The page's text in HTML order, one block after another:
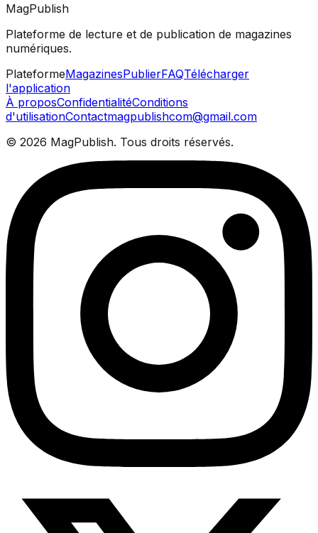
MagPublish
Plateforme de lecture et de publication de magazines
numériques.
PlateformeMagazinesPublierFAQTélécharger
l'application
À proposConfidentialitéConditions
d'utilisationContactmagpublishcom@gmail.com
© 2026 MagPublish. Tous droits réservés.